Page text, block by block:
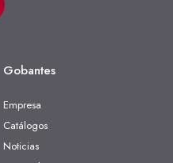
Gobantes
Empresa
Catálogos
Noticias